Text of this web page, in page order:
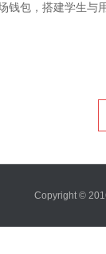
钱包，搭建学生与
Copyright ©